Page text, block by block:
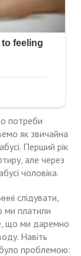
потреби
як звичайна
Перший рік
але через
чоловіка.
слідувати,
ми платили
що ми даремно
Навіть
nроблемою: